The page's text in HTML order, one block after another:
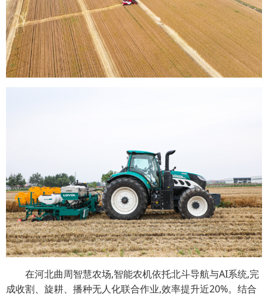
在河北曲周智慧农场,智能农机依托北斗导航与AI系统,完
成收割、旋耕、播种无人化联合作业,效率提升近20%。结合